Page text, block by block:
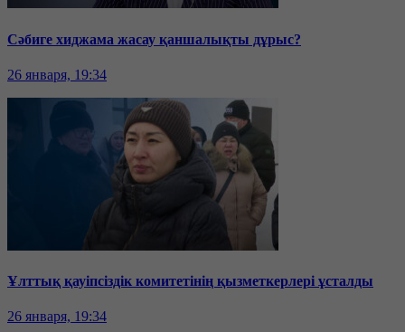
Сәбиге хиджама жасау қаншалықты дұрыс?
26 января, 19:34
Ұлттық қауіпсіздік комитетінің қызметкерлері ұсталды
26 января, 19:34